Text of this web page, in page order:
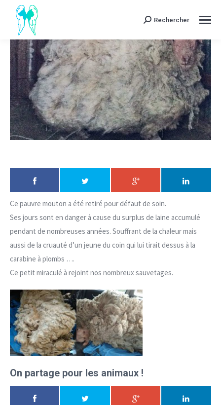
Search:Rechercher
Ce pauvre mouton a été retiré pour défaut de soin.
Ses jours sont en danger à cause du surplus de laine accumulé
pendant de nombreuses années. Souffrant de la chaleur mais
aussi de la cruauté d’un jeune du coin qui lui tirait dessus à la
carabine à plombs ….
Ce petit miraculé à rejoint nos nombreux sauvetages.
On partage pour les animaux !